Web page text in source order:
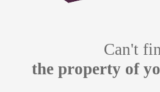
Can't
the property of